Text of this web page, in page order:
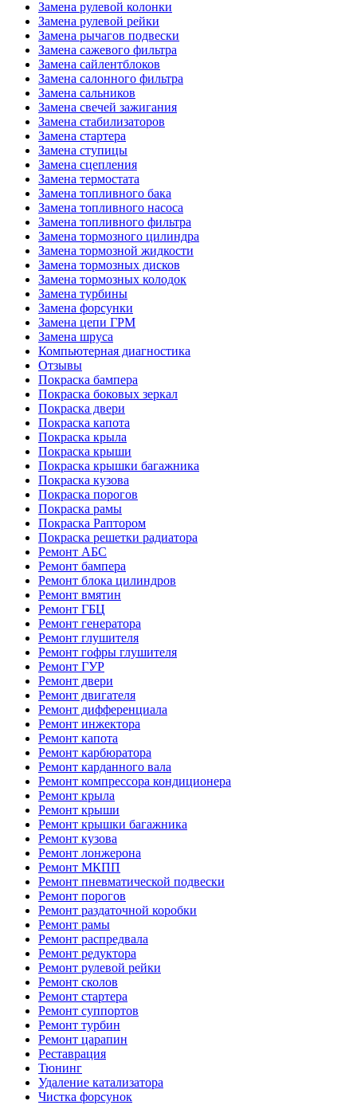
Замена рулевой колонки
Замена рулевой рейки
Замена рычагов подвески
Замена сажевого фильтра
Замена сайлентблоков
Замена салонного фильтра
Замена сальников
Замена свечей зажигания
Замена стабилизаторов
Замена стартера
Замена ступицы
Замена сцепления
Замена термостата
Замена топливного бака
Замена топливного насоса
Замена топливного фильтра
Замена тормозного цилиндра
Замена тормозной жидкости
Замена тормозных дисков
Замена тормозных колодок
Замена турбины
Замена форсунки
Замена цепи ГРМ
Замена шруса
Компьютерная диагностика
Отзывы
Покраска бампера
Покраска боковых зеркал
Покраска двери
Покраска капота
Покраска крыла
Покраска крыши
Покраска крышки багажника
Покраска кузова
Покраска порогов
Покраска рамы
Покраска Раптором
Покраска решетки радиатора
Ремонт АБС
Ремонт бампера
Ремонт блока цилиндров
Ремонт вмятин
Ремонт ГБЦ
Ремонт генератора
Ремонт глушителя
Ремонт гофры глушителя
Ремонт ГУР
Ремонт двери
Ремонт двигателя
Ремонт дифференциала
Ремонт инжектора
Ремонт капота
Ремонт карбюратора
Ремонт карданного вала
Ремонт компрессора кондиционера
Ремонт крыла
Ремонт крыши
Ремонт крышки багажника
Ремонт кузова
Ремонт лонжерона
Ремонт МКПП
Ремонт пневматической подвески
Ремонт порогов
Ремонт раздаточной коробки
Ремонт рамы
Ремонт распредвала
Ремонт редуктора
Ремонт рулевой рейки
Ремонт сколов
Ремонт стартера
Ремонт суппортов
Ремонт турбин
Ремонт царапин
Реставрация
Тюнинг
Удаление катализатора
Чистка форсунок